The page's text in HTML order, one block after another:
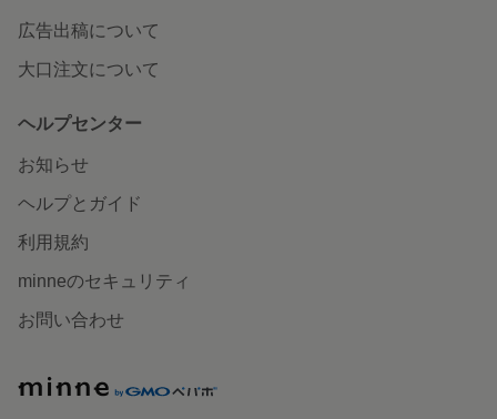
広告出稿について
大口注文について
ヘルプセンター
お知らせ
ヘルプとガイド
利用規約
minneのセキュリティ
お問い合わせ